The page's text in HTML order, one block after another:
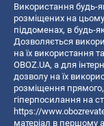
Використання будь-
розміщених на цьому
піддоменах, в будь-
Дозволяється
на їх використання
OBOZ.UA, а для
дозволу на їх
розміщення
гіперпосилання на
https://
матеріал в першому